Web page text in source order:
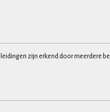
zijn erkend door meerdere